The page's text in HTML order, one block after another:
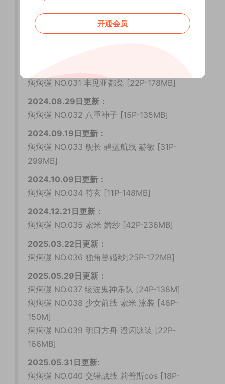
178MB]
2023.11.13日更新:
焖焖碳 NO.031 丰见亚都梨 [22P-178MB]
2024.08.29日更新：
焖焖碳 NO.032 八重神子 [15P-135MB]
2024.09.19日更新：
焖焖碳 NO.033 舰长 碧蓝航线 赫敏 [31P-
299MB]
2024.10.09日更新：
焖焖碳 NO.034 符玄 [11P-148MB]
2024.12.21日更新：
焖焖碳 NO.035 索米 婚纱 [42P-236MB]
2025.03.22日更新：
焖焖碳 NO.036 独角兽婚纱[25P-172MB]
2025.05.29日更新：
焖焖碳 NO.037 绫波鬼神乐队 [24P-138M]
焖焖碳 NO.038 少女前线 索米 泳装 [46P-
150M]
焖焖碳 NO.039 明日方舟 澄闪泳装 [22P-
166MB]
2025.05.31日更新:
焖焖碳 NO.040 交错战线 莉普斯cos [18P-
开通会员